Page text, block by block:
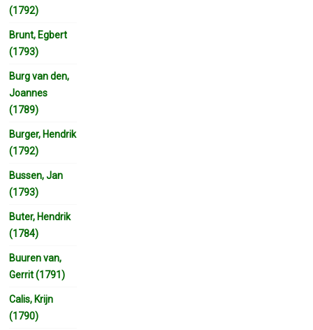
(1792)
Brunt, Egbert
(1793)
Burg van den,
Joannes
(1789)
Burger, Hendrik
(1792)
Bussen, Jan
(1793)
Buter, Hendrik
(1784)
Buuren van,
Gerrit (1791)
Calis, Krijn
(1790)